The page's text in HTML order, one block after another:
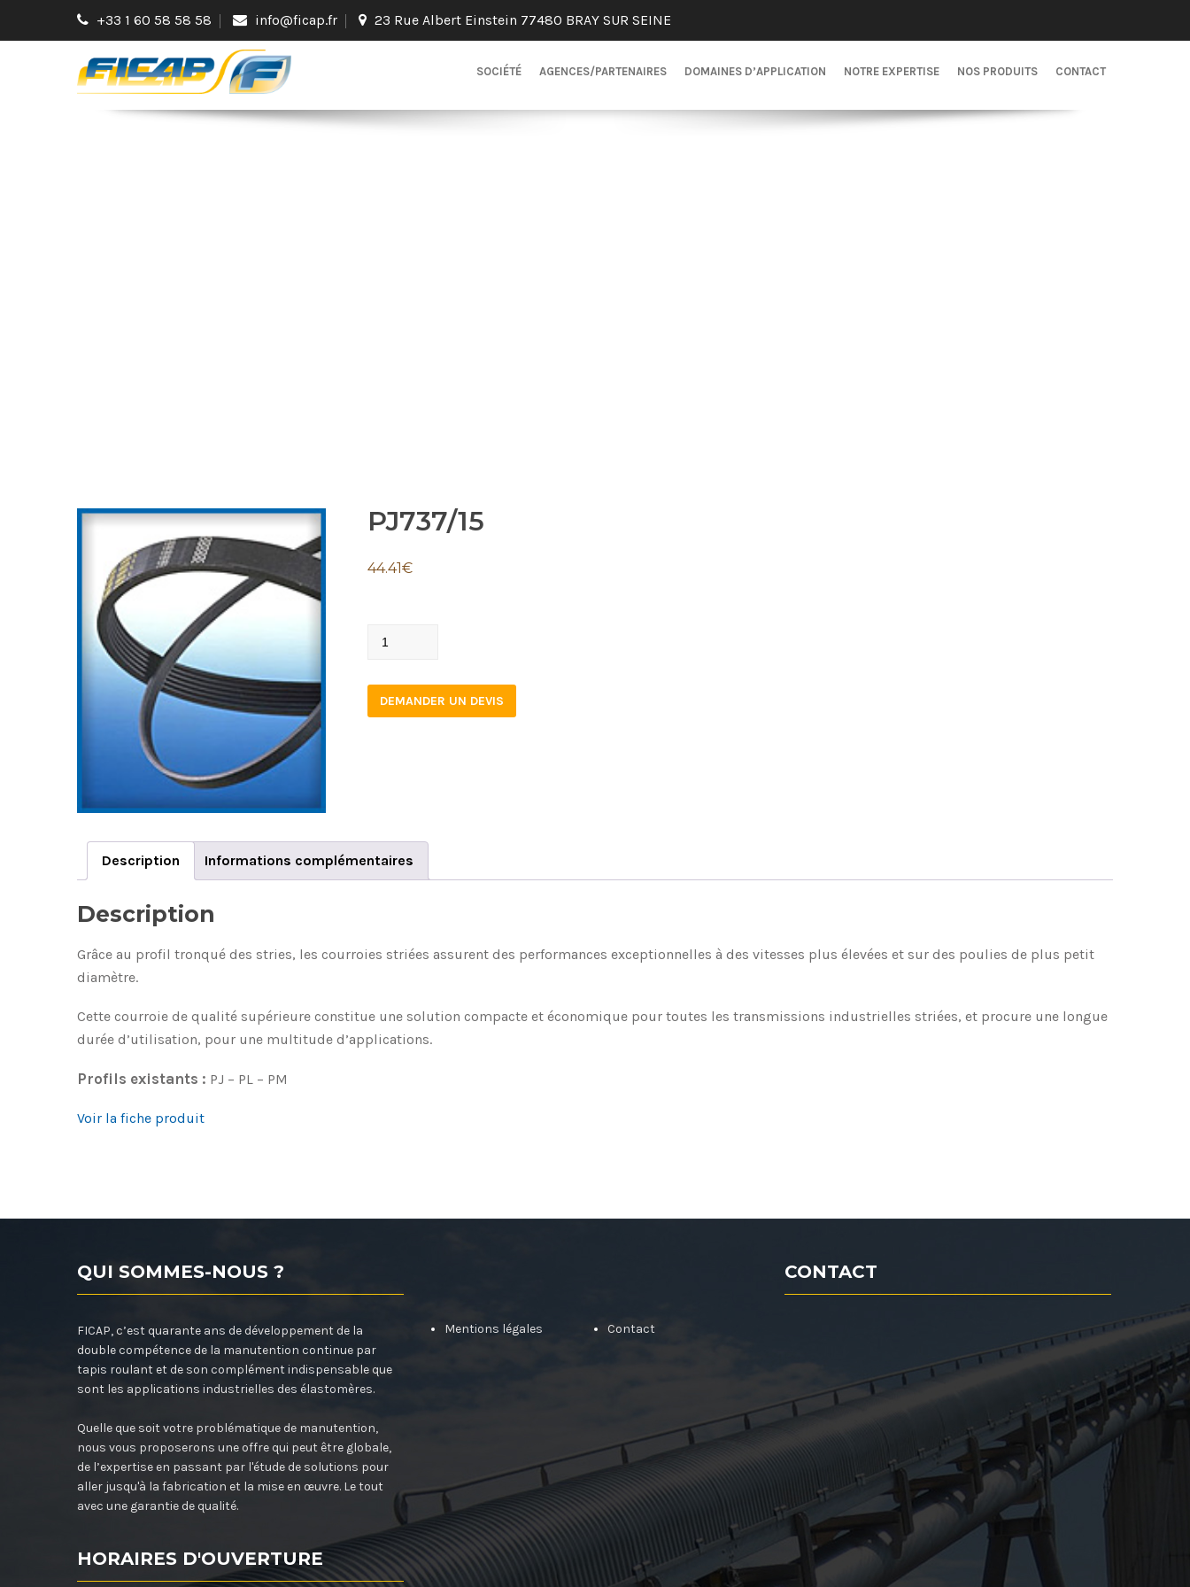
+33 1 60 58 58 58 info@ficap.fr 23 Rue Albert Einstein 77480 BRAY SUR SEINE
SOCIÉTÉ AGENCES/PARTENAIRES DOMAINES D’APPLICATION NOTRE EXPERTISE NOS PRODUITS CONTACT
PJ737/15
44.41€
PJ737/15
DEMANDER UN DEVIS
Description Informations complémentaires
Description
Grâce au profil tronqué des stries, les courroies striées assurent des performances exceptionnelles à des vitesses plus élevées et sur des poulies de plus petit
diamètre.
Cette courroie de qualité supérieure constitue une solution compacte et économique pour toutes les transmissions industrielles striées, et procure une longue
durée d’utilisation, pour une multitude d’applications.
Profils existants : PJ – PL – PM
Voir la fiche produit
QUI SOMMES-NOUS ?
FICAP, c’est quarante ans de développement de la
double compétence de la manutention continue par
tapis roulant et de son complément indispensable que
sont les applications industrielles des élastomères.
Quelle que soit votre problématique de manutention,
nous vous proposerons une offre qui peut être globale,
de l’expertise en passant par l'étude de solutions pour
aller jusqu'à la fabrication et la mise en œuvre. Le tout
avec une garantie de qualité.
HORAIRES D'OUVERTURE
Mentions légales Contact
CONTACT